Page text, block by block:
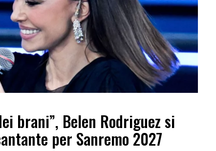
brani”, Belen Rodriguez si
per Sanremo 2027